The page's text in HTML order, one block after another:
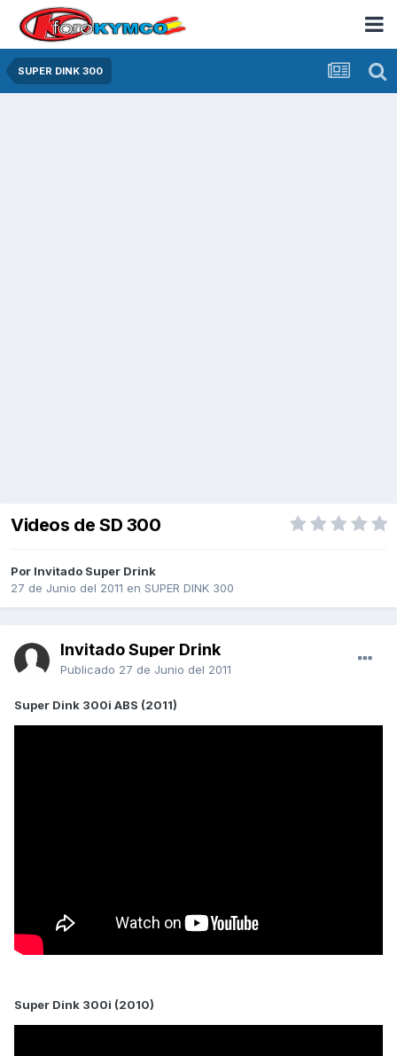
SUPER DINK 300
Videos de SD 300
Por Invitado Super Drink
27 de Junio del 2011 en SUPER DINK 300
Invitado Super Drink
Publicado 27 de Junio del 2011
Super Dink 300i ABS (2011)
Super Dink 300i (2010)